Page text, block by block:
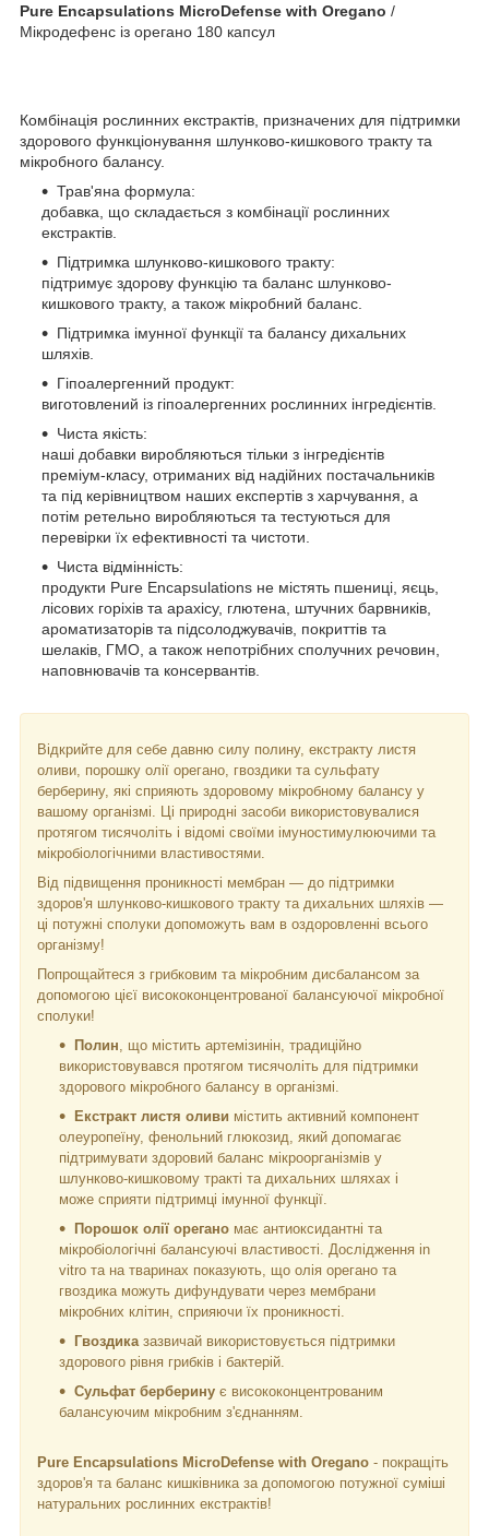
Pure Encapsulations MicroDefense with Oregano /
Мікродефенс із орегано 180 капсул
Комбінація рослинних екстрактів, призначених для підтримки
здорового функціонування шлунково-кишкового тракту та
мікробного балансу.
Трав'яна формула:
добавка, що складається з комбінації рослинних
екстрактів.
Підтримка шлунково-кишкового тракту:
підтримує здорову функцію та баланс шлунково-
кишкового тракту, а також мікробний баланс.
Підтримка імунної функції та балансу дихальних
шляхів.
Гіпоалергенний продукт:
виготовлений із гіпоалергенних рослинних інгредієнтів.
Чиста якість:
наші добавки виробляються тільки з інгредієнтів
преміум-класу, отриманих від надійних постачальників
та під керівництвом наших експертів з харчування, а
потім ретельно виробляються та тестуються для
перевірки їх ефективності та чистоти.
Чиста відмінність:
продукти Pure Encapsulations не містять пшениці, яєць,
лісових горіхів та арахісу, глютена, штучних барвників,
ароматизаторів та підсолоджувачів, покриттів та
шелаків, ГМО, а також непотрібних сполучних речовин,
наповнювачів та консервантів.
Відкрийте для себе давню силу полину, екстракту листя
оливи, порошку олії орегано, гвоздики та сульфату
берберину, які сприяють здоровому мікробному балансу у
вашому організмі. Ці природні засоби використовувалися
протягом тисячоліть і відомі своїми імуностимулюючими та
мікробіологічними властивостями.
Від підвищення проникності мембран — до підтримки
здоров'я шлунково-кишкового тракту та дихальних шляхів —
ці потужні сполуки допоможуть вам в оздоровленні всього
організму!
Попрощайтеся з грибковим та мікробним дисбалансом за
допомогою цієї висококонцентрованої балансуючої мікробної
сполуки!
Полин , що містить артемізинін, традиційно
використовувався протягом тисячоліть для підтримки
здорового мікробного балансу в організмі.
Екстракт листя оливи містить активний компонент
олеуропеїну, фенольний глюкозид, який допомагає
підтримувати здоровий баланс мікроорганізмів у
шлунково-кишковому тракті та дихальних шляхах і
може сприяти підтримці імунної функції.
Порошок олії орегано має антиоксидантні та
мікробіологічні балансуючі властивості. Дослідження in
vitro та на тваринах показують, що олія орегано та
гвоздика можуть дифундувати через мембрани
мікробних клітин, сприяючи їх проникності.
Гвоздика зазвичай використовується підтримки
здорового рівня грибків і бактерій.
Сульфат берберину є висококонцентрованим
балансуючим мікробним з'єднанням.
Pure Encapsulations MicroDefense with Oregano - покращіть
здоров'я та баланс кишківника за допомогою потужної суміші
натуральних рослинних екстрактів!